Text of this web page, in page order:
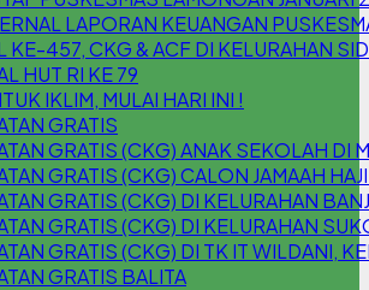
LAPORAN KEUANGAN
KE-457, CKG & ACF DI KELURAHAN
HUT RI KE 79
IKLIM, MULAI HARI INI !
GRATIS
GRATIS (CKG) ANAK SEKOLAH DI
GRATIS (CKG) CALON JAMAAH
GRATIS (CKG) DI KELURAHAN
GRATIS (CKG) DI KELURAHAN
GRATIS (CKG) DI TK IT WILDANI,
GRATIS BALITA